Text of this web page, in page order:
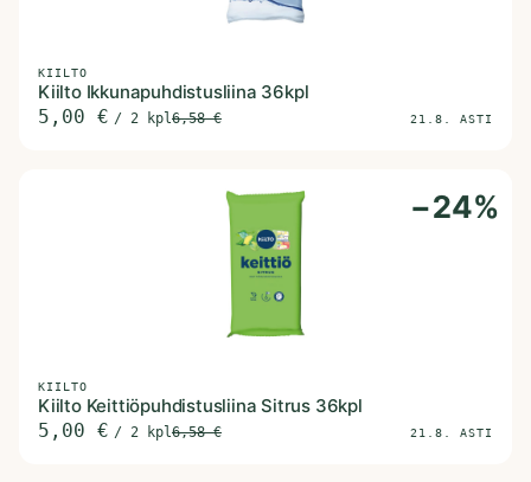
KIILTO
Kiilto Ikkunapuhdistusliina 36kpl
5,00 € / 2 kpl6,58€ 21.8. ASTI
−24%
KIILTO
Kiilto Keittiöpuhdistusliina Sitrus 36kpl
5,00 € / 2 kpl6,58€ 21.8. ASTI